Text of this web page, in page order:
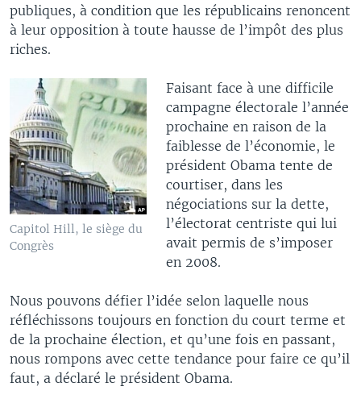
publiques, à condition que les républicains renoncent
à leur opposition à toute hausse de l’impôt des plus
riches.
Capitol Hill, le siège du
Congrès
Faisant face à une difficile
campagne électorale l’année
prochaine en raison de la
faiblesse de l’économie, le
président Obama tente de
courtiser, dans les
négociations sur la dette,
l’électorat centriste qui lui
avait permis de s’imposer
en 2008.
Nous pouvons défier l’idée selon laquelle nous
réfléchissons toujours en fonction du court terme et
de la prochaine élection, et qu’une fois en passant,
nous rompons avec cette tendance pour faire ce qu’il
faut, a déclaré le président Obama.